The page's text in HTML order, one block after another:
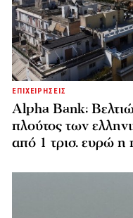
ΕΠΙΧΕΙΡΗΣΕΙΣ
Alpha Bank:
πλούτος των
από 1 τρισ. ευρώ η